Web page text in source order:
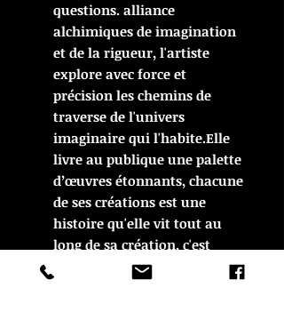
questions. alliance
alchimiques de imagination
et de la rigueur, l'artiste
explore avec force et
précision les chemins de
traverse de l'univers
imaginaire qui l'habite.Elle
livre au publique une palette
d’œuvres étonnants, chacune
de ses créations est une
histoire qu'elle vit tout au
long de sa création, c'est
d'abord modeler la terre